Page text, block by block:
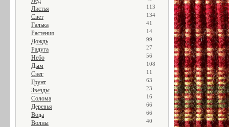
Листья 113
Свет 134
Галька 41
Растения 14
Дождь 99
Радуга 27
Небо 56
Дым 108
Снег 11
Грунт 63
Звезды 23
Солома 16
Деревья 66
Вода 66
Волны 40